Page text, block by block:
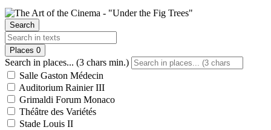
Search
Places 0
Search in places... (3 chars min.)
Salle Gaston Médecin
Auditorium Rainier III
Grimaldi Forum Monaco
Théâtre des Variétés
Stade Louis II